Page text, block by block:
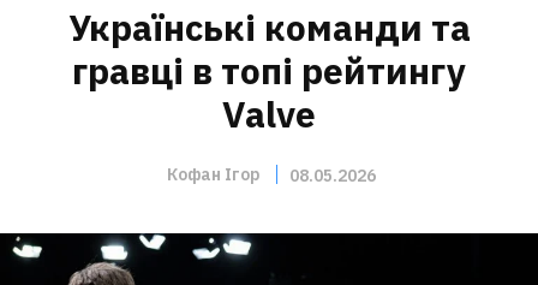
Українські команди та
гравці в топі рейтингу
Valve
Кофан Ігор 08.05.2026